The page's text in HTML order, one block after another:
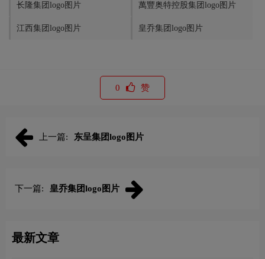
长隆集团logo图片 萬豐奥特控股集团logo图片
江西集团logo图片 皇乔集团logo图片
0 赞
上一篇: 东呈集团logo图片
下一篇: 皇乔集团logo图片
最新文章